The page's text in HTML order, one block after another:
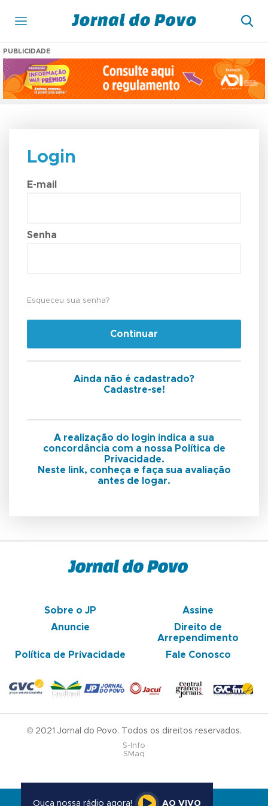
PUBLICIDADE
Login
E-mail
Senha
Esqueceu sua senha?
Continuar
Ainda não é cadastrado?
Cadastre-se!
A realização do login indica a sua
concordância com a nossa Política de
Privacidade.
Neste link, conheça e faça sua avaliação
antes de logar.
Sobre o JP
Assine
Anuncie
Direito de
Arrependimento
Política de Privacidade
Fale Conosco
© 2021 Jornal do Povo. Todos os direitos reservados.
S-Info
SMaq
Ouça nossa rádio agora! AO VIVO